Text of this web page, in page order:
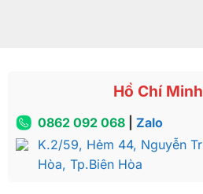
Hồ Chí
0862 092 068| Zalo
K.2/59, Hẻm 44, Nguyễn
Hòa, Tp.Biên Hòa